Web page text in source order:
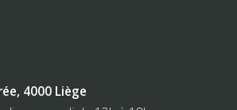
4000 Liège